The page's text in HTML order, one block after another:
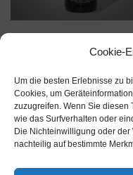
Cookie-
Um die besten Erlebnisse zu
Cookies, um
zuzugreifen. Wenn Sie diesen
wie das Surfverhalten oder
Die Nichteinwilligung oder
nachteilig auf bestimmte
€5,50/l